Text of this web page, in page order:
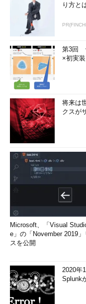
り方と
第3回
×初実
将来は
クスが
Microsoft、「Visual
e」の「November 2019」
スを公開
2020年
Splunk